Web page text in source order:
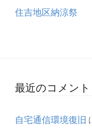
住吉地区納涼祭
最近のコメント
自宅通信環境復旧